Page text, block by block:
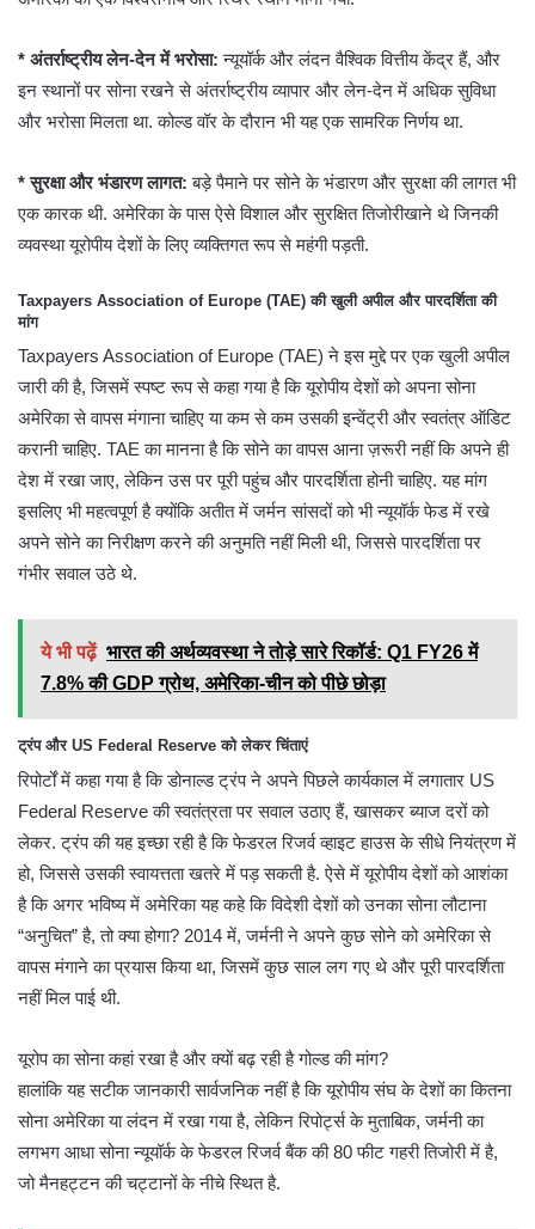
* अंतर्राष्ट्रीय लेन-देन में भरोसा: न्यूयॉर्क और लंदन वैश्विक वित्तीय केंद्र हैं, और
इन स्थानों पर सोना रखने से अंतर्राष्ट्रीय व्यापार और लेन-देन में अधिक सुविधा
और भरोसा मिलता था. कोल्ड वॉर के दौरान भी यह एक सामरिक निर्णय था.
* सुरक्षा और भंडारण लागत: बड़े पैमाने पर सोने के भंडारण और सुरक्षा की लागत भी
एक कारक थी. अमेरिका के पास ऐसे विशाल और सुरक्षित तिजोरीखाने थे जिनकी
व्यवस्था यूरोपीय देशों के लिए व्यक्तिगत रूप से महंगी पड़ती.
Taxpayers Association of Europe (TAE) की खुली अपील और पारदर्शिता की
मांग
Taxpayers Association of Europe (TAE) ने इस मुद्दे पर एक खुली अपील
जारी की है, जिसमें स्पष्ट रूप से कहा गया है कि यूरोपीय देशों को अपना सोना
अमेरिका से वापस मंगाना चाहिए या कम से कम उसकी इन्वेंट्री और स्वतंत्र ऑडिट
करानी चाहिए. TAE का मानना है कि सोने का वापस आना ज़रूरी नहीं कि अपने ही
देश में रखा जाए, लेकिन उस पर पूरी पहुंच और पारदर्शिता होनी चाहिए. यह मांग
इसलिए भी महत्वपूर्ण है क्योंकि अतीत में जर्मन सांसदों को भी न्यूयॉर्क फेड में रखे
अपने सोने का निरीक्षण करने की अनुमति नहीं मिली थी, जिससे पारदर्शिता पर
गंभीर सवाल उठे थे.
ये भी पढ़ें भारत की अर्थव्यवस्था ने तोड़े सारे रिकॉर्ड: Q1 FY26 में
7.8% की GDP ग्रोथ, अमेरिका-चीन को पीछे छोड़ा
ट्रंप और US Federal Reserve को लेकर चिंताएं
रिपोर्टों में कहा गया है कि डोनाल्ड ट्रंप ने अपने पिछले कार्यकाल में लगातार US
Federal Reserve की स्वतंत्रता पर सवाल उठाए हैं, खासकर ब्याज दरों को
लेकर. ट्रंप की यह इच्छा रही है कि फेडरल रिजर्व व्हाइट हाउस के सीधे नियंत्रण में
हो, जिससे उसकी स्वायत्तता खतरे में पड़ सकती है. ऐसे में यूरोपीय देशों को आशंका
है कि अगर भविष्य में अमेरिका यह कहे कि विदेशी देशों को उनका सोना लौटाना
“अनुचित” है, तो क्या होगा? 2014 में, जर्मनी ने अपने कुछ सोने को अमेरिका से
वापस मंगाने का प्रयास किया था, जिसमें कुछ साल लग गए थे और पूरी पारदर्शिता
नहीं मिल पाई थी.
यूरोप का सोना कहां रखा है और क्यों बढ़ रही है गोल्ड की मांग?
हालांकि यह सटीक जानकारी सार्वजनिक नहीं है कि यूरोपीय संघ के देशों का कितना
सोना अमेरिका या लंदन में रखा गया है, लेकिन रिपोर्ट्स के मुताबिक, जर्मनी का
लगभग आधा सोना न्यूयॉर्क के फेडरल रिजर्व बैंक की 80 फीट गहरी तिजोरी में है,
जो मैनहट्टन की चट्टानों के नीचे स्थित है.